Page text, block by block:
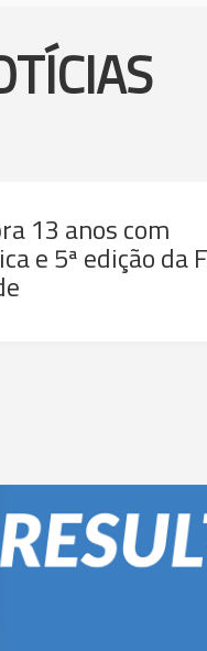
13 anos com
e 5ª edição da